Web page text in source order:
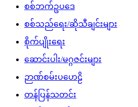
စစ်ဘက်ဥပဒေ
စစ်သည်ရေး/ဆိုသီချင်းများ
စိုက်ပျိုးရေး
ဆောင်းပါး/မဂ္ဂဇင်းများ
ဉာဏ်စမ်းပဟေဠိ
တန်ပြန်သတင်း